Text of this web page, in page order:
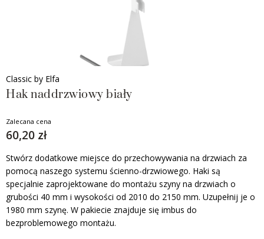
Classic by Elfa
Hak naddrzwiowy biały
Zalecana cena
60,20 zł
Stwórz dodatkowe miejsce do przechowywania na drzwiach za
pomocą naszego systemu ścienno-drzwiowego. Haki są
specjalnie zaprojektowane do montażu szyny na drzwiach o
grubości 40 mm i wysokości od 2010 do 2150 mm. Uzupełnij je o
1980 mm szynę. W pakiecie znajduje się imbus do
bezproblemowego montażu.